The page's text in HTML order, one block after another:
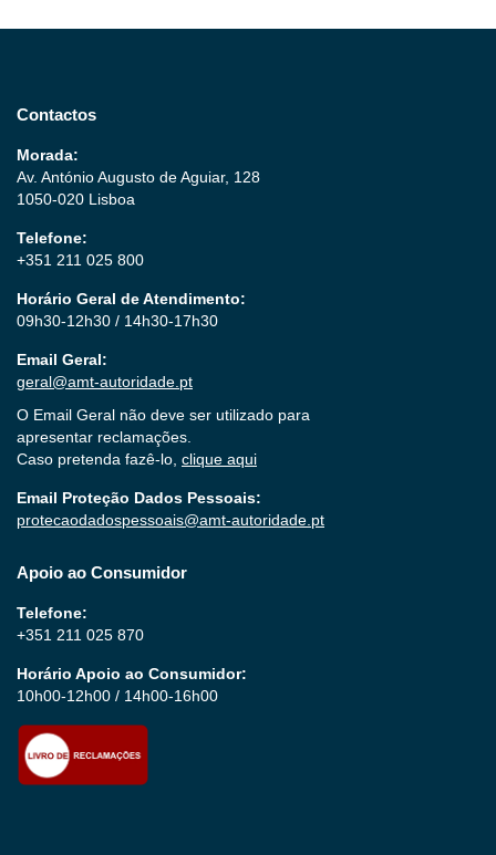
Contactos
Morada:
Av. António Augusto de Aguiar, 128
1050-020 Lisboa
Telefone:
+351 211 025 800
Horário Geral de Atendimento:
09h30-12h30 / 14h30-17h30
Email Geral:
geral@amt-autoridade.pt
O Email Geral não deve ser utilizado para
apresentar reclamações.
Caso pretenda fazê-lo, clique aqui
Email Proteção Dados Pessoais:
protecaodadospessoais@amt-autoridade.pt
Apoio ao Consumidor
Telefone:
+351 211 025 870
Horário Apoio ao Consumidor:
10h00-12h00 / 14h00-16h00